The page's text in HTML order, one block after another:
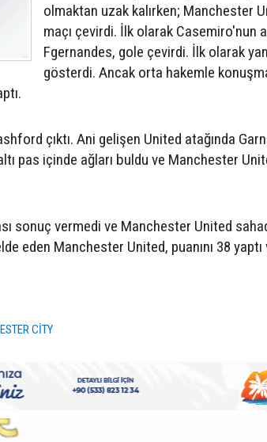
olmaktan uzak kalırken; Manchester
maçı çevirdi. İlk olarak Casemiro'nun
Fgernandes, gole çevirdi. İlk olarak
gösterdi. Ancak orta hakemle
çıktı. Ani gelişen United atağında
pas içinde ağları buldu ve Manchester
sonuç vermedi ve Manchester United
eden Manchester United, puanını 38
CİTY